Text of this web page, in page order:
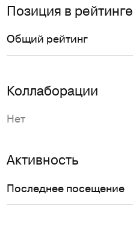
Позиция в рейтинге
Общий рейтинг
Коллаборации
Нет
Активность
Последнее посещение